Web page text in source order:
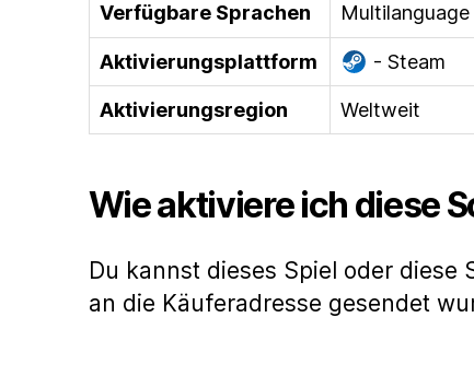
Verfügbare Sprachen Multilanguage
Aktivierungsplattform - Steam
Aktivierungsregion Weltweit
Wie aktiviere ich diese
Du kannst dieses Spiel oder
an die Käuferadresse gesendet